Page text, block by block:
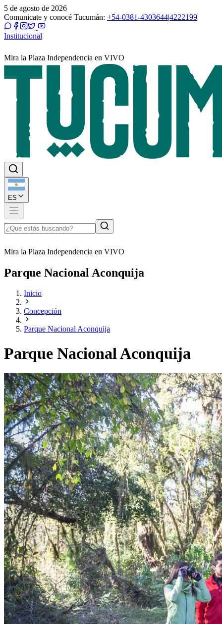
5 de agosto de 2026
Comunicate y conocé Tucumán: +54-0381-4303644|4222199|
Institucional
Mira la Plaza Independencia en VIVO
ES
Mira la Plaza Independencia en VIVO
Parque Nacional Aconquija
Inicio
Concepción
Parque Nacional Aconquija
Parque Nacional Aconquija